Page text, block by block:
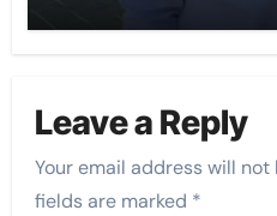
Leave a Reply
Your email address will
fields are marked *